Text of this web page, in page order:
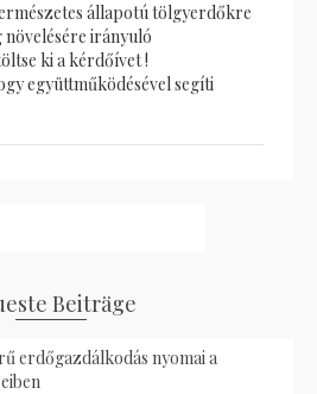
állapotú tölgyerdőkre
irányuló
ki a kérdőívet !
együttműködésével segíti
Beiträge
erdőgazdálkodás nyomai a